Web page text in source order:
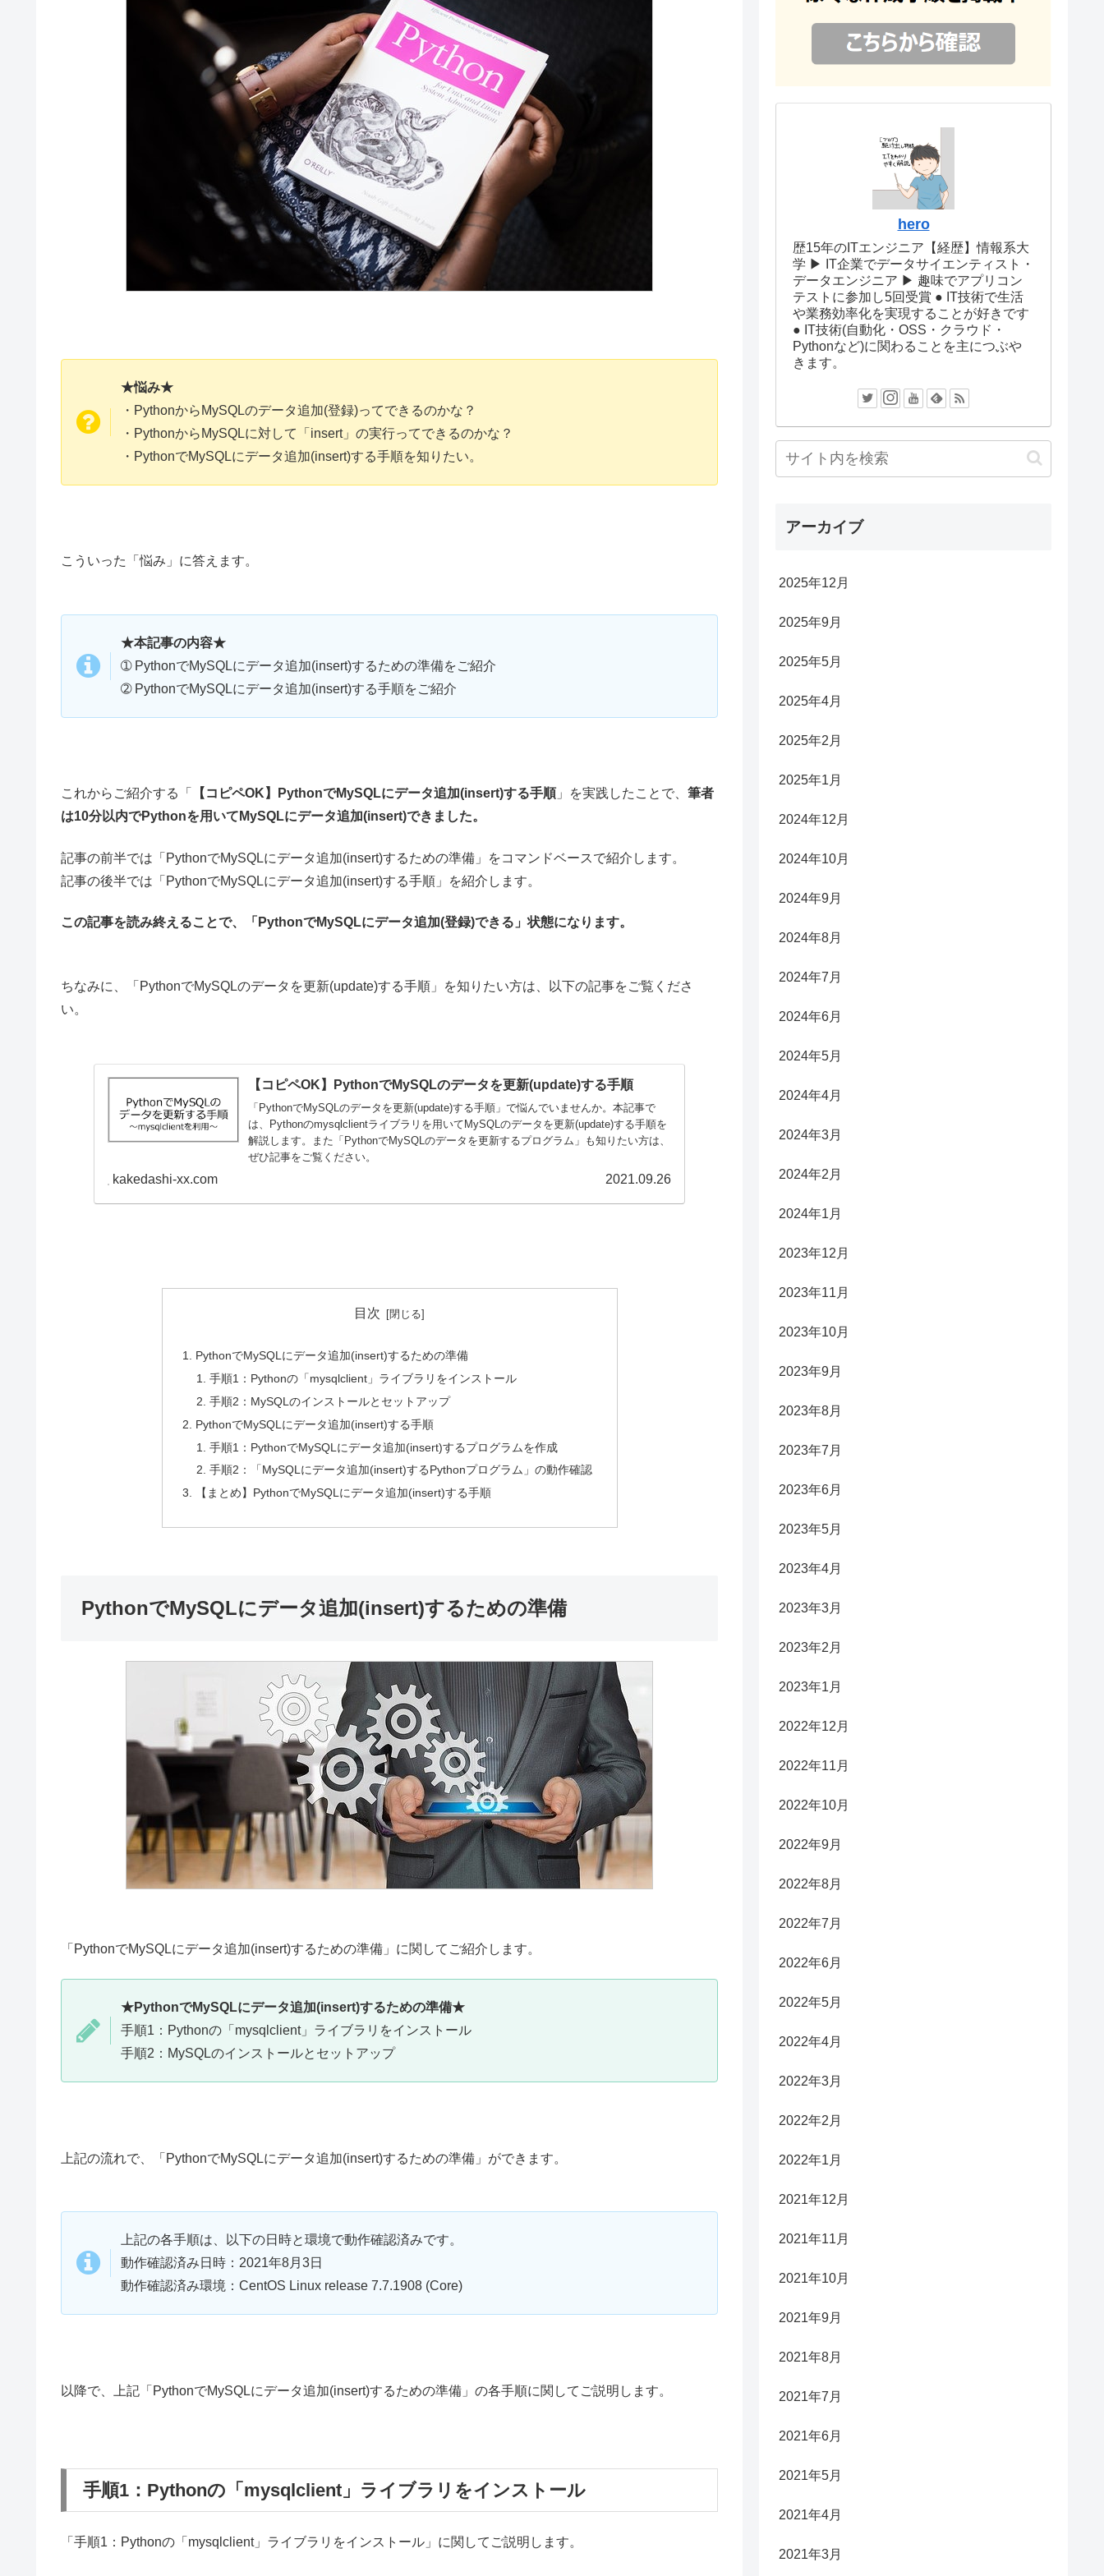
★悩み★
・PythonからMySQLのデータ追加(登録)ってできるのかな？
・PythonからMySQLに対して「insert」の実行ってできるのかな？
・PythonでMySQLにデータ追加(insert)する手順を知りたい。
こういった「悩み」に答えます。
★本記事の内容★
➀ PythonでMySQLにデータ追加(insert)するための準備をご紹介
➁ PythonでMySQLにデータ追加(insert)する手順をご紹介
これからご紹介する「 【コピペOK】PythonでMySQLにデータ追加(insert)する手順」を実践したことで、 筆者
は10分以内でPythonを用いてMySQLにデータ追加(insert)できました。
記事の前半では「PythonでMySQLにデータ追加(insert)するための準備」をコマンドベースで紹介します。
記事の後半では「PythonでMySQLにデータ追加(insert)する手順」を紹介します。
この記事を読み終えることで、「PythonでMySQLにデータ追加(登録)できる」状態になります。
ちなみに、「PythonでMySQLのデータを更新(update)する手順」を知りたい方は、以下の記事をご覧くださ
い。
【コピペOK】PythonでMySQLのデータを更新(update)する手順
「PythonでMySQLのデータを更新(update)する手順」で悩んでいませんか。本記事で
は、Pythonのmysqlclientライブラリを用いてMySQLのデータを更新(update)する手順を
解説します。また「PythonでMySQLのデータを更新するプログラム」も知りたい方は、
ぜひ記事をご覧ください。
kakedashi-xx.com 2021.09.26
目次
PythonでMySQLにデータ追加(insert)するための準備
手順1：Pythonの「mysqlclient」ライブラリをインストール
手順2：MySQLのインストールとセットアップ
PythonでMySQLにデータ追加(insert)する手順
手順1：PythonでMySQLにデータ追加(insert)するプログラムを作成
手順2：「MySQLにデータ追加(insert)するPythonプログラム」の動作確認
【まとめ】PythonでMySQLにデータ追加(insert)する手順
PythonでMySQLにデータ追加(insert)するための準備
「PythonでMySQLにデータ追加(insert)するための準備」に関してご紹介します。
★PythonでMySQLにデータ追加(insert)するための準備★
手順1：Pythonの「mysqlclient」ライブラリをインストール
手順2：MySQLのインストールとセットアップ
上記の流れで、「PythonでMySQLにデータ追加(insert)するための準備」ができます。
上記の各手順は、以下の日時と環境で動作確認済みです。
動作確認済み日時：2021年8月3日
動作確認済み環境：CentOS Linux release 7.7.1908 (Core)
以降で、上記「PythonでMySQLにデータ追加(insert)するための準備」の各手順に関してご説明します。
手順1：Pythonの「mysqlclient」ライブラリをインストール
「手順1：Pythonの「mysqlclient」ライブラリをインストール」に関してご説明します。
hero
歴15年のITエンジニア【経歴】情報系大
学 ▶︎ IT企業でデータサイエンティスト・
データエンジニア ▶︎ 趣味でアプリコン
テストに参加し5回受賞 ● IT技術で生活
や業務効率化を実現することが好きです
● IT技術(自動化・OSS・クラウド・
Pythonなど)に関わることを主につぶや
きます。
アーカイブ
2025年12月
2025年9月
2025年5月
2025年4月
2025年2月
2025年1月
2024年12月
2024年10月
2024年9月
2024年8月
2024年7月
2024年6月
2024年5月
2024年4月
2024年3月
2024年2月
2024年1月
2023年12月
2023年11月
2023年10月
2023年9月
2023年8月
2023年7月
2023年6月
2023年5月
2023年4月
2023年3月
2023年2月
2023年1月
2022年12月
2022年11月
2022年10月
2022年9月
2022年8月
2022年7月
2022年6月
2022年5月
2022年4月
2022年3月
2022年2月
2022年1月
2021年12月
2021年11月
2021年10月
2021年9月
2021年8月
2021年7月
2021年6月
2021年5月
2021年4月
2021年3月